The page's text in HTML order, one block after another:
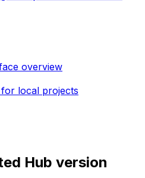
overview
local projects
Hub version